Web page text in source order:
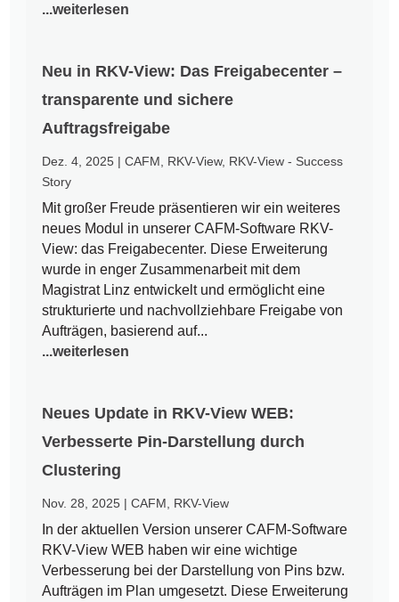
...weiterlesen
Neu in RKV-View: Das Freigabecenter –
transparente und sichere
Auftragsfreigabe
Dez. 4, 2025 |CAFM RKV-View, RKV-View - Success
Story
Mit großer Freude präsentieren wir ein weiteres
neues Modul in unserer CAFM-Software RKV-
View: das Freigabecenter. Diese Erweiterung
wurde in enger Zusammenarbeit mit dem
Magistrat Linz entwickelt und ermöglicht eine
strukturierte und nachvollziehbare Freigabe von
Aufträgen, basierend auf...
...weiterlesen
Neues Update in RKV-View WEB:
Verbesserte Pin-Darstellung durch
Clustering
Nov. 28, 2025 |CAFM RKV-View
In der aktuellen Version unserer CAFM-Software
RKV-View WEB haben wir eine wichtige
Verbesserung bei der Darstellung von Pins bzw.
Aufträgen im Plan umgesetzt. Diese Erweiterung